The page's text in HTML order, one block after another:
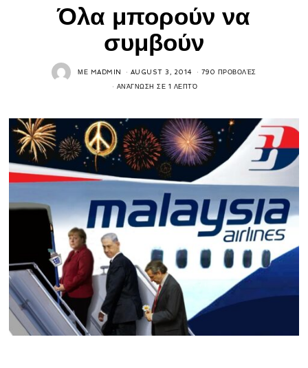
Όλα μπορούν να
συμβούν
ΜΕ MADMIN AUGUST 3, 2014 790 ΠΡΟΒΟΛΈΣ
ΑΝΆΓΝΩΣΗ ΣΕ 1 ΛΕΠΤΌ